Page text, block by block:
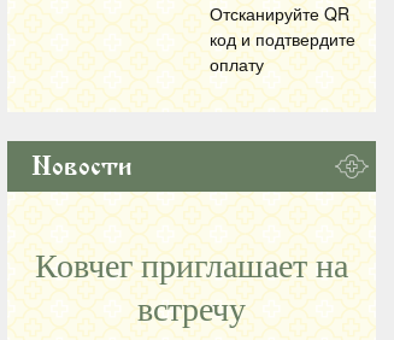
Отсканируйте QR
код и подтвердите
оплату
Новости
Ковчег приглашает на
встречу